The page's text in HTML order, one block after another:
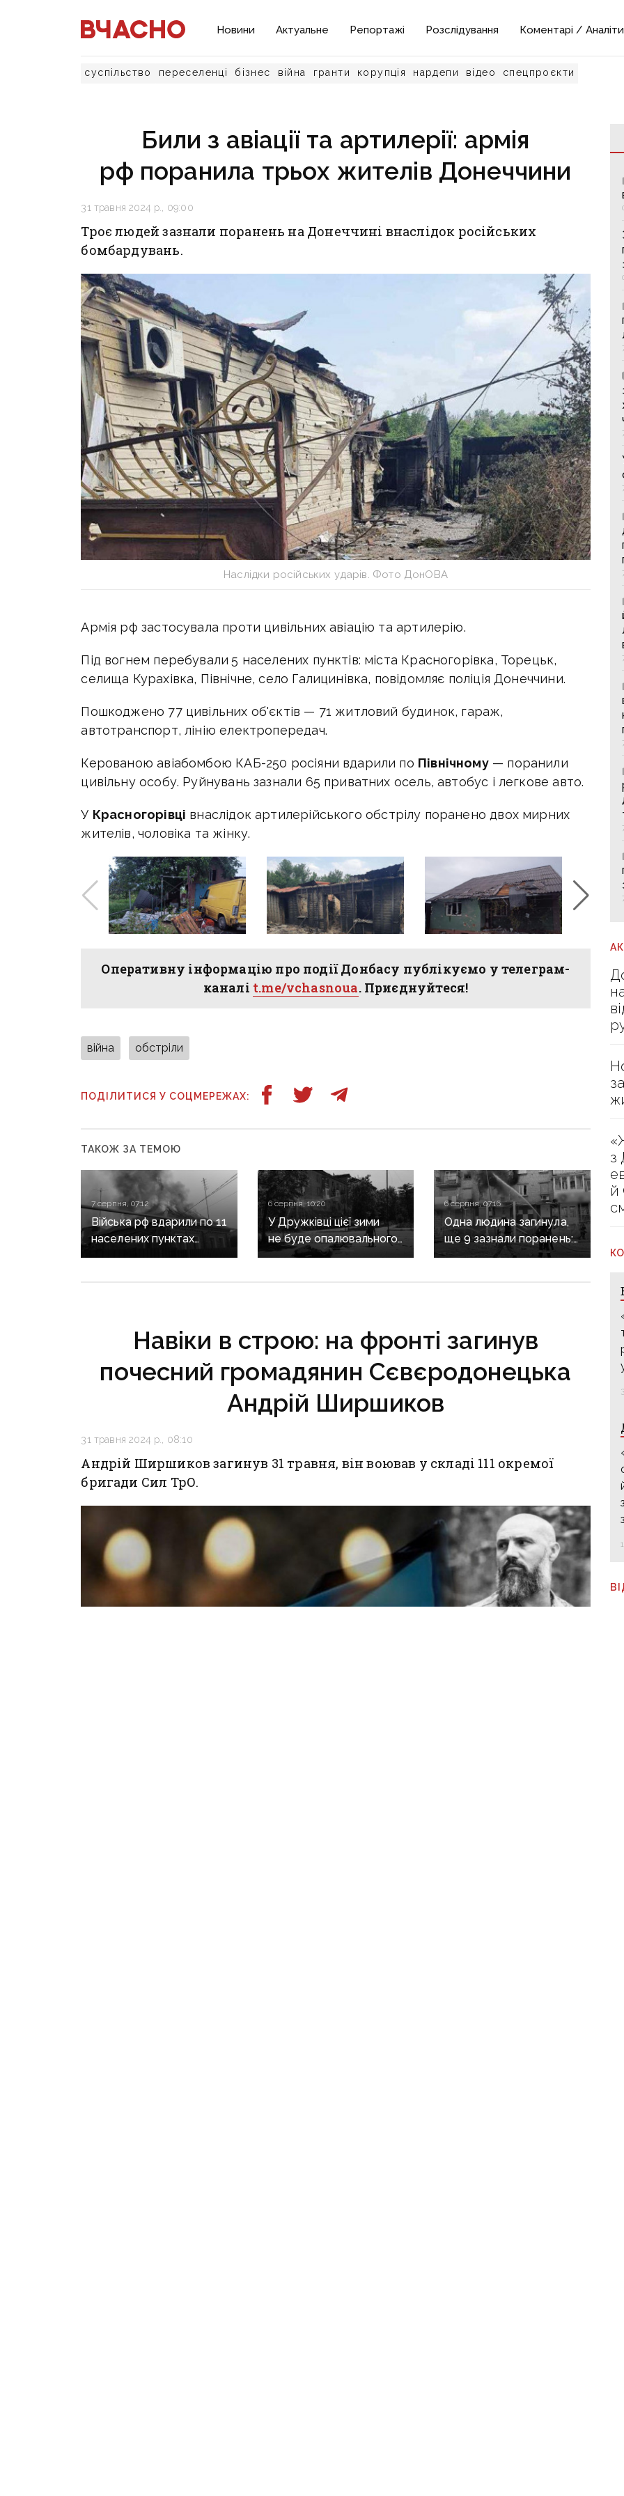
Новини Актуальне Репортажі Розслідування Коментарі /
суспільство переселенці бізнес війна гранти корупція нардепи відео спецпроєкти
Били з авіації та артилерії: армія
рф поранила трьох жителів Донеччини
31 травня 2024 р., 09:00
Троє людей зазнали поранень на Донеччині внаслідок російських
бомбардувань.
Наслідки російських ударів. Фото ДонОВА
Армія рф застосувала проти цивільних авіацію та артилерію.
Під вогнем перебували 5 населених пунктів: міста Красногорівка, Торецьк,
селища Курахівка, Північне, село Галицинівка, повідомляє поліція Донеччини.
Пошкоджено 77 цивільних об'єктів — 71 житловий будинок, гараж,
автотранспорт, лінію електропередач.
Керованою авіабомбою КАБ-250 росіяни вдарили по Північному— поранили
цивільну особу. Руйнувань зазнали 65 приватних осель, автобус і легкове авто.
У Красногорівці внаслідок артилерійського обстрілу поранено двох мирних
жителів, чоловіка та жінку.
Оперативну інформацію про події Донбасу публікуємо у телеграм-
каналі t.me/vchasnoua. Приєднуйтеся!
війна обстріли
ПОДІЛИТИСЯ У СОЦМЕРЕЖАХ:
ТАКОЖ ЗА ТЕМОЮ
7 серпня, 07:12
Війська рф вдарили по 11
населених пунктах
Донеччини: одна людина
6 серпня, 10:20
У Дружківці цієї зими
не буде опалювального
сезону: фронт
6 серпня, 07:16
Одна людина загинула,
ще 9 зазнали поранень:
воєнні злочини
Навіки в строю: на фронті загинув
почесний громадянин Сєвєродонецька
Андрій Ширшиков
31 травня 2024 р., 08:10
Андрій Ширшиков загинув 31 травня, він воював у складі 111 окремої
бригади Сил ТрО.
з
й